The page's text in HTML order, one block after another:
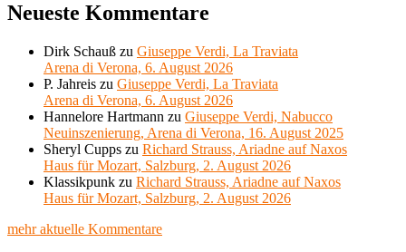
Neueste Kommentare
Dirk Schauß zu Giuseppe Verdi, La Traviata
Arena di Verona, 6. August 2026
P. Jahreis zu Giuseppe Verdi, La Traviata
Arena di Verona, 6. August 2026
Hannelore Hartmann zu Giuseppe Verdi, Nabucco
Neuinszenierung, Arena di Verona, 16. August 2025
Sheryl Cupps zu Richard Strauss, Ariadne auf Naxos
Haus für Mozart, Salzburg, 2. August 2026
Klassikpunk zu Richard Strauss, Ariadne auf Naxos
Haus für Mozart, Salzburg, 2. August 2026
mehr aktuelle Kommentare